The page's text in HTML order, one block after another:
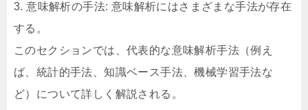
3. 意味解析の手法: 意味解析にはさまざまな手法が存在
する。
このセクションでは、代表的な意味解析手法（例え
ば、統計的手法、知識ベース手法、機械学習手法な
ど）について詳しく解説される。